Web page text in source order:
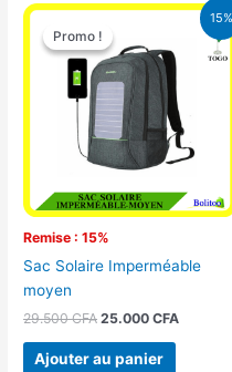
15%
Promo !
Remise : 15%
Promo !
Sac Solaire Imperméable
moyen
29.500CFA
Le
prix
initial
était :
29.500 CFA.
25.000CFA
Le
prix
actuel
Ajouter au panier